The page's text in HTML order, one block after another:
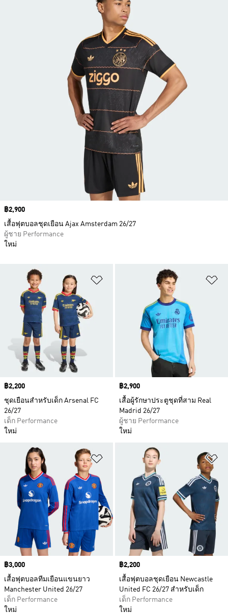
เพิ่มไปยังรายการสินค้าโปรด
Price
฿2,200
ชุดเยือนสำหรับเด็ก Arsenal FC
26/27
เด็ก Performance
ใหม่
Price
฿2,900
เสื้อผู้รักษาประตูชุดที่สาม Real
Madrid 26/27
ผู้ชาย Performance
ใหม่
เพิ่มไปยังรายการสินค้าโปรด
Price
฿3,000
เสื้อฟุตบอลทีมเยือนแขนยาว
Manchester United 26/27
เด็ก Performance
ใหม่
Price
฿2,200
เสื้อฟุตบอลชุดเยือน Newcastle
United FC 26/27 สำหรับเด็ก
เด็ก Performance
ใหม่
Price
฿2,900
เสื้อฟุตบอลชุดเยือน Ajax Amsterdam 26/27
ผู้ชาย Performance
ใหม่